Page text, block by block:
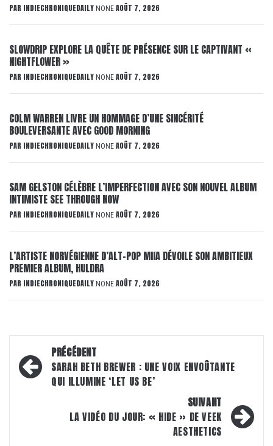
PAR INDIECHRONIQUEDAILY NONE AOÛT 7, 2026
SLOWDRIP EXPLORE LA QUÊTE DE PRÉSENCE SUR LE CAPTIVANT «
NIGHTFLOWER »
PAR INDIECHRONIQUEDAILY NONE AOÛT 7, 2026
COLM WARREN LIVRE UN HOMMAGE D’UNE SINCÉRITÉ
BOULEVERSANTE AVEC GOOD MORNING
PAR INDIECHRONIQUEDAILY NONE AOÛT 7, 2026
SAM GELSTON CÉLÈBRE L’IMPERFECTION AVEC SON NOUVEL ALBUM
INTIMISTE SEE THROUGH NOW
PAR INDIECHRONIQUEDAILY NONE AOÛT 7, 2026
L’ARTISTE NORVÉGIENNE D’ALT-POP MIIA DÉVOILE SON AMBITIEUX
PREMIER ALBUM, HULDRA
PAR INDIECHRONIQUEDAILY NONE AOÛT 7, 2026
Navigation
d’article
PRÉCÉDENT
SARAH BETH BREWER : UNE VOIX ENVOÛTANTE
QUI ILLUMINE ‘LET US BE’
SUIVANT
LA VIDÉO DU JOUR: « HIDE » DE VEEK
AESTHETICS